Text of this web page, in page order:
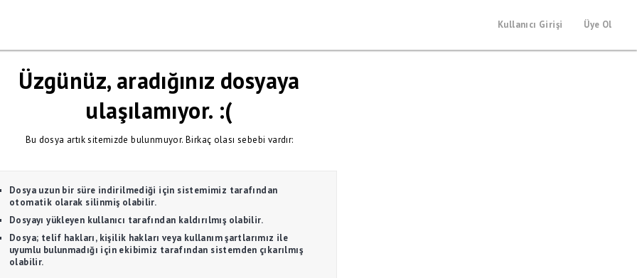
Kullanıcı Girişi Üye Ol
Üzgünüz, aradığınız dosyaya
ulaşılamıyor. :(
Bu dosya artık sitemizde bulunmuyor. Birkaç olası sebebi vardır:
Dosya uzun bir süre indirilmediği için sistemimiz tarafından
otomatik olarak silinmiş olabilir.
Dosyayı yükleyen kullanıcı tarafından kaldırılmış olabilir.
Dosya; telif hakları, kişilik hakları veya kullanım şartlarımız ile
uyumlu bulunmadığı için ekibimiz tarafından sistemden çıkarılmış
olabilir.